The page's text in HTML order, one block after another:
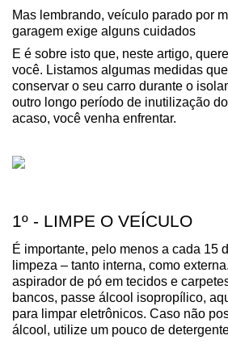
Mas lembrando, veículo parado por
garagem exige alguns cuidados
E é sobre isto que, neste artigo,
você. Listamos algumas medidas
conservar o seu carro durante o
outro longo período de inutilização
acaso, você venha enfrentar.
1º - LIMPE O VEÍCULO
É importante, pelo menos a cada 15
limpeza – tanto interna, como
aspirador de pó em tecidos e
bancos, passe álcool isopropílico,
para limpar eletrônicos. Caso não
álcool, utilize um pouco de